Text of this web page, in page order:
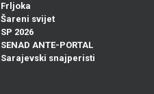
Frljoka
Šareni svijet
SP 2026
SENAD ANTE-PORTAL
Sarajevski snajperisti